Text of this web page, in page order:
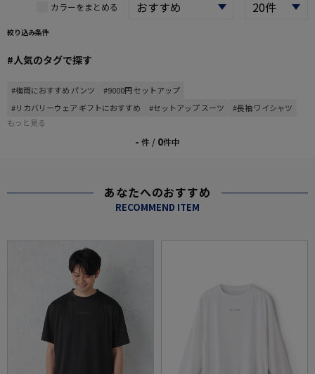
カラーをまとめる
絞り込み条件
#人気のタグで探す
#梅雨におすすめ パンツ
#9000円 セットアップ
#リカバリーウェア ギフトにおすすめ
#セットアップ スーツ
#長袖 ワイシャツ
もっと見る
- 件 / 0件中
あなたへのおすすめ
RECOMMEND ITEM